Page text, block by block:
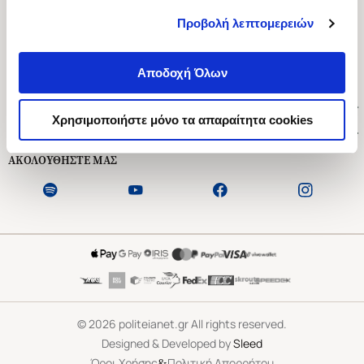
Προβολή λεπτομερειών
Αποδοχή Όλων
Χρησιμοποιήστε μόνο τα απαραίτητα cookies
Ασκληπιού 1-3, Αθήνα 106 79
Δευτέρα - Παρασκευή 09:00-21:00
Εξυπηρέτηση Πελατών
ΑΚΟΛΟΥΘΗΣΤΕ ΜΑΣ
©2026 politeianet.gr All rights reserved.
Designed & Developed bySleed